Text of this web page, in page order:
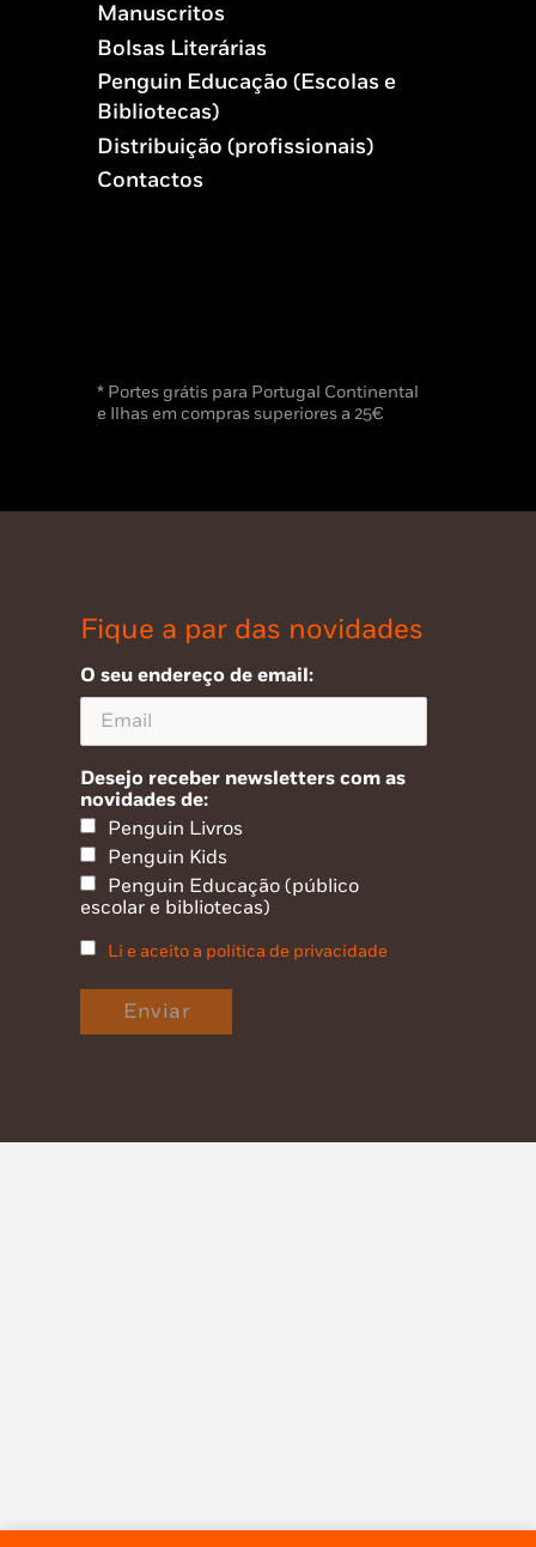
Manuscritos
Bolsas Literárias
Penguin Educação (Escolas e
Bibliotecas)
Distribuição (profissionais)
Contactos
* Portes grátis para Portugal Continental
e Ilhas em compras superiores a 25€
Fique a par das novidades
O seu endereço de email:
Desejo receber newsletters com as
novidades de:
Penguin Livros
Penguin Kids
Penguin Educação (público
escolar e bibliotecas)
Li e aceito a política de privacidade